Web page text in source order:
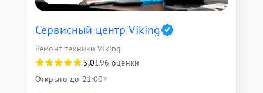
Сервисный центр Viking
Ремонт техники Viking
5,0196 оценки
Открыто до 21:00